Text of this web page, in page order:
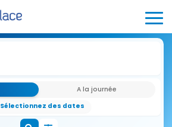
A la journée
Sélectionnez des dates